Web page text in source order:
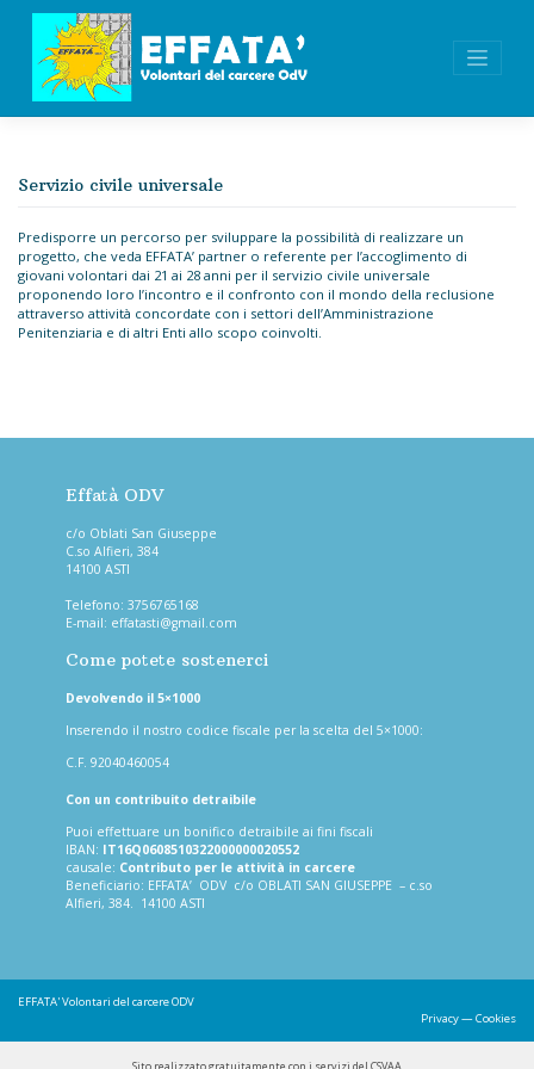
content
Servizio civile universale
Predisporre un percorso per sviluppare la possibilità di realizzare un
progetto, che veda EFFATA’ partner o referente per l’accoglimento di
giovani volontari dai 21 ai 28 anni per il servizio civile universale
proponendo loro l’incontro e il confronto con il mondo della reclusione
attraverso attività concordate con i settori dell’Amministrazione
Penitenziaria e di altri Enti allo scopo coinvolti.
Effatà ODV
c/o Oblati San Giuseppe
C.so Alfieri, 384
14100 ASTI
Telefono: 3756765168
E-mail: effatasti@gmail.com
Come potete sostenerci
Devolvendo il 5×1000
Inserendo il nostro codice fiscale per la scelta del 5×1000:
C.F. 92040460054
Con un contribuito detraibile
Puoi effettuare un bonifico detraibile ai fini fiscali
IBAN: IT16Q0608510322000000020552
causale: Contributo per le attività in carcere
Beneficiario: EFFATA’ ODV c/o OBLATI SAN GIUSEPPE – c.so
Alfieri, 384. 14100 ASTI
EFFATA'Volontari del carcere ODV
Privacy—Cookies
Sito realizzato gratuitamente con i servizi del CSVAA